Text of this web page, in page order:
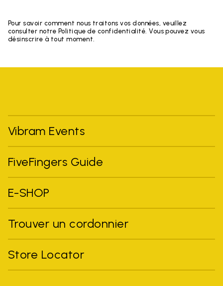
Pour savoir comment nous traitons vos données, veuillez
consulter notre Politique de confidentialité. Vous pouvez vous
désinscrire à tout moment.
Vibram Events
FiveFingers Guide
E-SHOP
Trouver un cordonnier
Store Locator